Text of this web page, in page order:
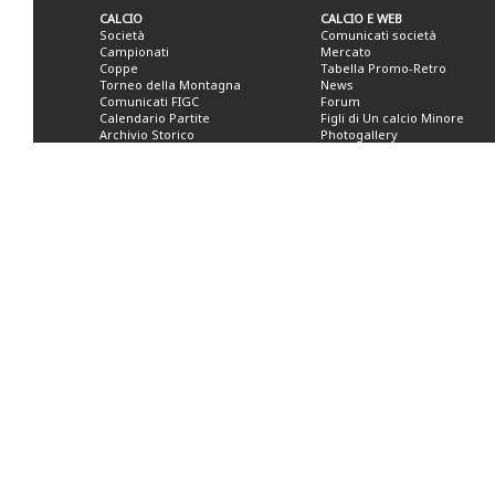
CALCIO
Società
Campionati
Coppe
Torneo della Montagna
Comunicati FIGC
Calendario Partite
Archivio Storico
CALCIO E WEB
Comunicati società
Mercato
Tabella Promo-Retro
News
Forum
Figli di Un calcio Minore
Photogallery